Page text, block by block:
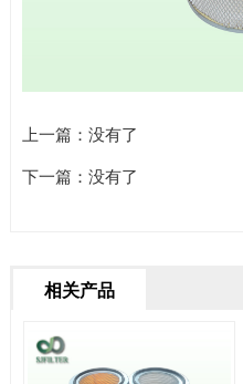
上一篇：没有了
下一篇：没有了
相关产品